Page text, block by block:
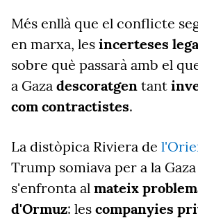
Més enllà que el conflicte
en marxa, les incerteses
sobre què passarà amb el
a Gaza descoratgen tant
com contractistes.
La distòpica Riviera de
Trump somiava per a la
s'enfronta al mateix
d'Ormuz: les companyies